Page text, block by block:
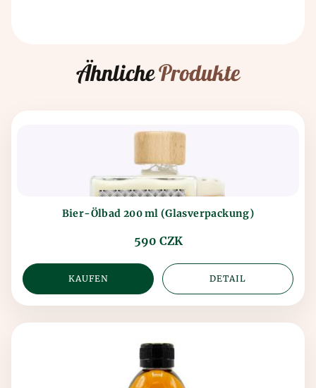
ÄhnlicheProdukte
Bier-Ölbad 200 ml (Glasverpackung)
590 CZK
KAUFEN DETAIL